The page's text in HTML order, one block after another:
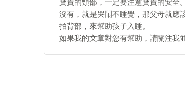
寶寶的頸部，一定要注意寶寶的安全
沒有，就是哭鬧不睡覺，那父母就應
拍背部，來幫助孩子入睡。
如果我的文章對您有幫助，請關注我